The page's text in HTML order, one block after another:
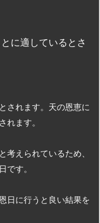
に適しているとさ
されます。天の恩恵に
れます。
考えられているため、
です。
日に行うと良い結果を